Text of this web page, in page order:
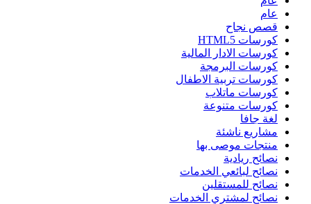
عام
قصص نجاح
كورسات HTML5
كورسات الادار المالية
كورسات البرمجة
كورسات تربية الاطفال
كورسات ماتلاب
كورسات متنوعة
لغة جافا
مشاريع ناشئة
منتجات موصى بها
نصائح ريادية
نصائح لبائعي الخدمات
نصائح للمستقلين
نصائح لمشتري الخدمات